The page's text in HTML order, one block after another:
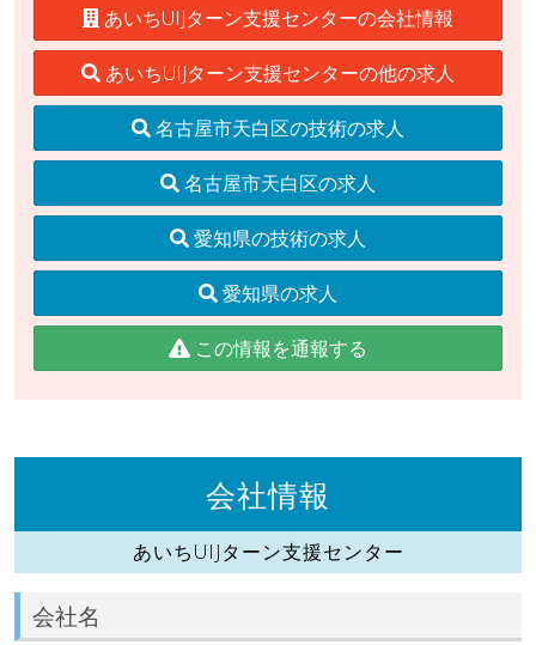
あいちUIJターン支援センターの会社情報
あいちUIJターン支援センターの他の求人
名古屋市天白区の技術の求人
名古屋市天白区の求人
愛知県の技術の求人
愛知県の求人
この情報を通報する
会社情報
あいちUIJターン支援センター
会社名